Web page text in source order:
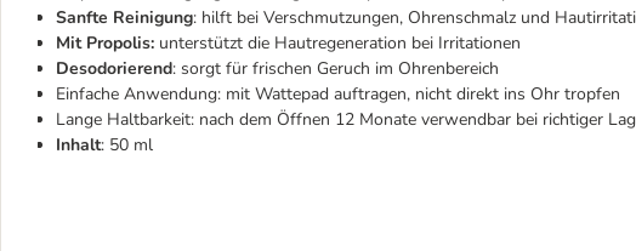
Sanfte Reinigung: hilft bei Verschmutzungen, Ohrenschmalz und
Mit Propolis: unterstützt die Hautregeneration bei Irritationen
Desodorierend: sorgt für frischen Geruch im Ohrenbereich
Einfache Anwendung: mit Wattepad auftragen, nicht direkt ins Ohr tropfen
Lange Haltbarkeit: nach dem Öffnen 12 Monate verwendbar bei richtiger
Inhalt: 50 ml